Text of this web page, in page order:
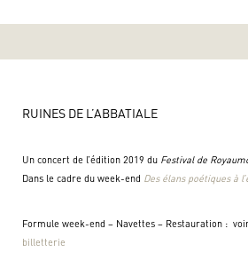
RUINES DE L’ABBATIALE
Un concert de l’édition 2019 du Festival de
Dans le cadre du week-end Des élans poétiques à
Formule week-end – Navettes – Restauration :
billetterie